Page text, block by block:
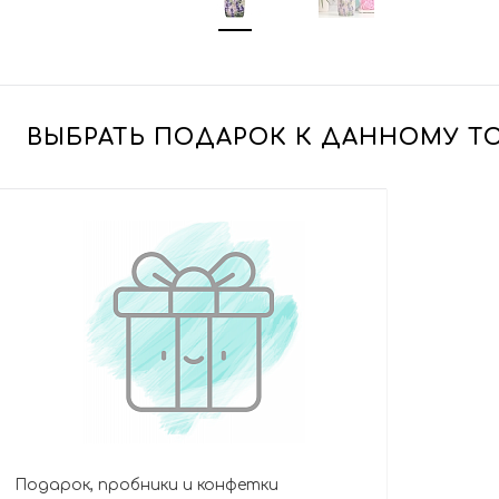
ВЫБРАТЬ ПОДАРОК К ДАННОМУ
Подарок, пробники и конфетки